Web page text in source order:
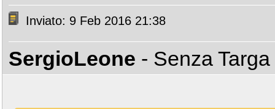
Inviato: 9 Feb 2016 21:38
SergioLeone - Senza Targa